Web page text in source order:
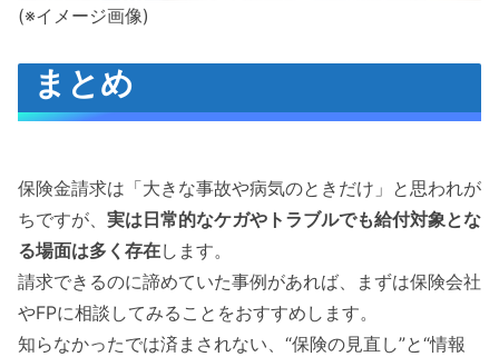
(※イメージ画像)
まとめ
保険金請求は「大きな事故や病気のときだけ」と思われが
ちですが、 実は日常的なケガやトラブルでも給付対象とな
る場面は多く存在します。
請求できるのに諦めていた事例があれば、まずは保険会社
やFPに相談してみることをおすすめします。
知らなかったでは済まされない、“保険の見直し”と“情報